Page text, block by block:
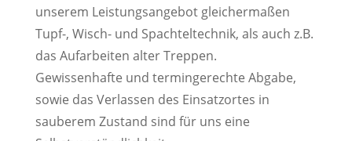
unserem Leistungsangebot gleichermaßen
Tupf-, Wisch- und Spachteltechnik, als auch z.B.
das Aufarbeiten alter Treppen.
Gewissenhafte und termingerechte Abgabe,
sowie das Verlassen des Einsatzortes in
sauberem Zustand sind für uns eine